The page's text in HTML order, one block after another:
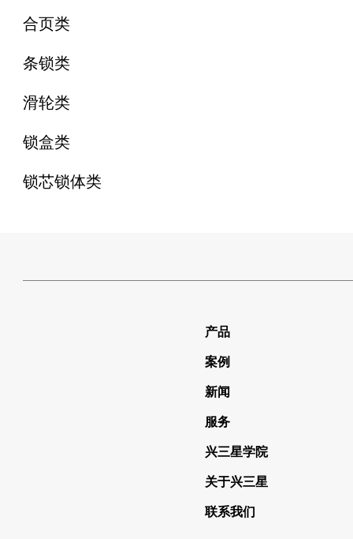
合页类
条锁类
滑轮类
锁盒类
锁芯锁体类
产品
案例
新闻
服务
兴三星学院
关于兴三星
联系我们